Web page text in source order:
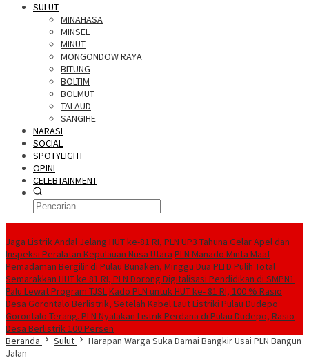
SULUT
MINAHASA
MINSEL
MINUT
MONGONDOW RAYA
BITUNG
BOLTIM
BOLMUT
TALAUD
SANGIHE
NARASI
SOCIAL
SPOTYLIGHT
OPINI
CELEBTAINMENT
Jaga Listrik Andal Jelang HUT ke-81 RI, PLN UP3 Tahuna Gelar Apel dan
Inspeksi Peralatan Kepulauan Nusa Utara PLN Manado Minta Maaf
Pemadaman Bergilir di Pulau Bunaken, Minggu Dua PLTD Pulih Total
Semarakkan HUT ke 81 RI, PLN Dorong Digitalisasi Pendidikan di SMPN1
Palu Lewat Program TJSLKado PLN untuk HUT ke- 81 RI, 100 % Rasio
Desa Gorontalo Berlistrik, Setelah Kabel Laut Listriki Pulau Dudepo
Gorontalo Terang. PLN Nyalakan Listrik Perdana di Pulau Dudepo, Rasio
Desa Berlistrik 100 Persen
Beranda
Sulut
Harapan Warga Suka Damai Bangkir Usai PLN Bangun
Jalan